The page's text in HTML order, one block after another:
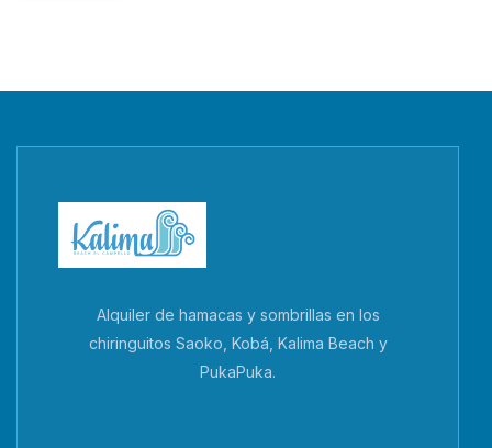
Alquiler de hamacas y sombrillas en los
chiringuitos Saoko, Kobá, Kalima Beach y
PukaPuka.